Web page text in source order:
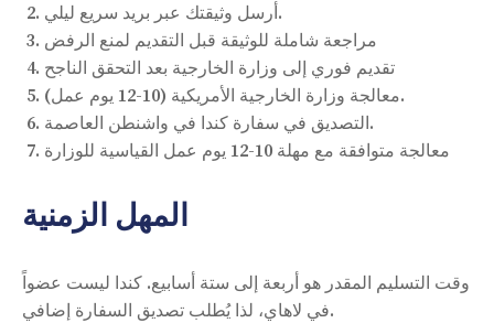
أرسل وثيقتك عبر بريد سريع ليلي.
مراجعة شاملة للوثيقة قبل التقديم لمنع الرفض
تقديم فوري إلى وزارة الخارجية بعد التحقق الناجح
معالجة وزارة الخارجية الأمريكية (10-12 يوم عمل).
التصديق في سفارة كندا في واشنطن العاصمة.
معالجة متوافقة مع مهلة 10-12 يوم عمل القياسية للوزارة
المهل الزمنية
وقت التسليم المقدر هو أربعة إلى ستة أسابيع. كندا ليست عضواً
في لاهاي، لذا يُطلب تصديق السفارة إضافي.